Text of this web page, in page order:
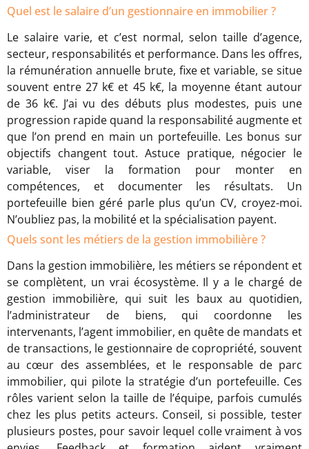
Quel est le salaire d’un gestionnaire en immobilier ?
Le salaire varie, et c’est normal, selon taille d’agence,
secteur, responsabilités et performance. Dans les offres,
la rémunération annuelle brute, fixe et variable, se situe
souvent entre 27 k€ et 45 k€, la moyenne étant autour
de 36 k€. J’ai vu des débuts plus modestes, puis une
progression rapide quand la responsabilité augmente et
que l’on prend en main un portefeuille. Les bonus sur
objectifs changent tout. Astuce pratique, négocier le
variable, viser la formation pour monter en
compétences, et documenter les résultats. Un
portefeuille bien géré parle plus qu’un CV, croyez-moi.
N’oubliez pas, la mobilité et la spécialisation payent.
Quels sont les métiers de la gestion immobilière ?
Dans la gestion immobilière, les métiers se répondent et
se complètent, un vrai écosystème. Il y a le chargé de
gestion immobilière, qui suit les baux au quotidien,
l’administrateur de biens, qui coordonne les
intervenants, l’agent immobilier, en quête de mandats et
de transactions, le gestionnaire de copropriété, souvent
au cœur des assemblées, et le responsable de parc
immobilier, qui pilote la stratégie d’un portefeuille. Ces
rôles varient selon la taille de l’équipe, parfois cumulés
chez les plus petits acteurs. Conseil, si possible, tester
plusieurs postes, pour savoir lequel colle vraiment à vos